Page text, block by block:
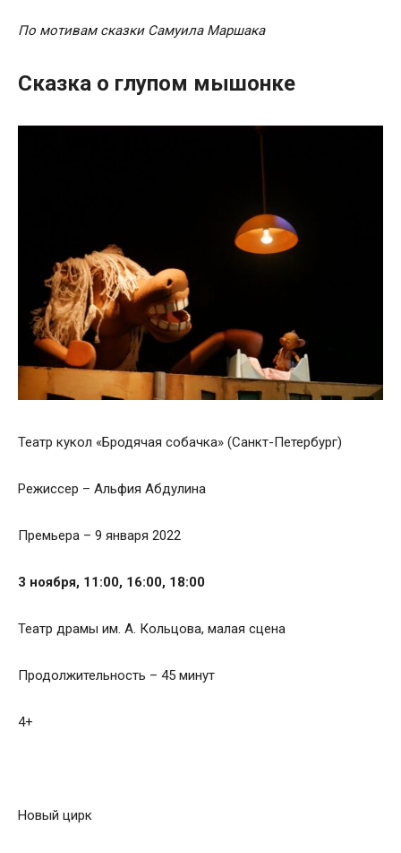
По мотивам сказки Самуила Маршака
Сказка о глупом мышонке
Театр кукол «Бродячая собачка» (Санкт-Петербург)
Режиссер – Альфия Абдулина
Премьера – 9 января 2022
3 ноября, 11:00, 16:00, 18:00
Театр драмы им. А. Кольцова, малая сцена
Продолжительность – 45 минут
4+
Новый цирк